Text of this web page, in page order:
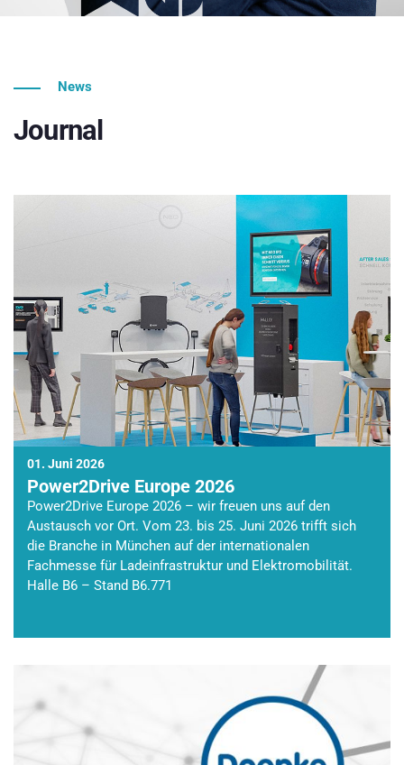
News
Journal
01. Juni 2026
Power2Drive Europe 2026
Power2Drive Europe 2026 – wir freuen uns auf den
Austausch vor Ort. Vom 23. bis 25. Juni 2026 trifft sich
die Branche in München auf der internationalen
Fachmesse für Ladeinfrastruktur und Elektromobilität.
Halle B6 – Stand B6.771